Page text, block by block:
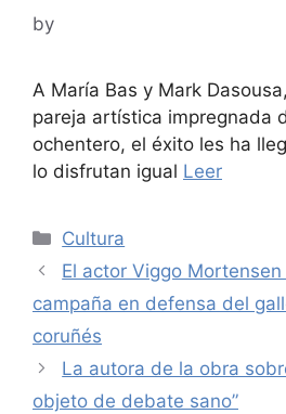
by
A María Bas y Mark
pareja artística impregnada
ochentero, el éxito les ha
lo disfrutan igual Leer
Categories
Cultura
El actor Viggo
campaña en defensa del
coruñés
La autora de la obra
objeto de debate sano”